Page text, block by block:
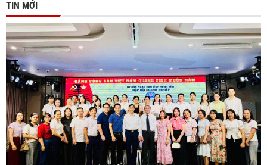
TIN MỚI